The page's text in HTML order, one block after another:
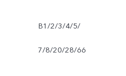
B1/2/3/4/5/
7/8/20/28/66